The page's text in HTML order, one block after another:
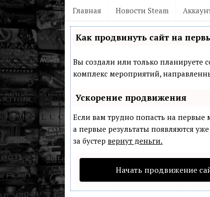
Главная Новости Steam
Как продвинуть сайт на
Вы создали или только планируете
комплекс мероприятий,
Ускорение продвижения
Если вам трудно попасть на первые
а первые результаты появляются
за бустер вернут деньги.
Начать продвижение